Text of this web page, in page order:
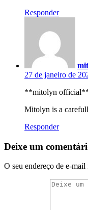
Responder
27 de janeiro de
**mitolyn
Mitolyn is a
Responder
Deixe um
O seu endereço de e-